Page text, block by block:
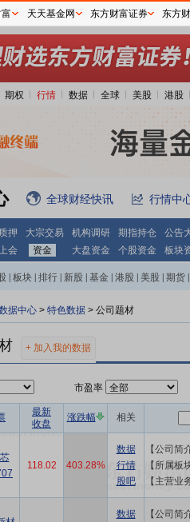
期权 行情 数据 全球 美股 港股
全球财经快讯 行情中
押 大宗交易 机构调研 期指持仓
公告
会 资金 大盘资金 个股资金 板块
板块 排行 新股 基金 港股 美股 期货
据中心 > 特色数据 > 公司题材
加入我的数据
市盈率
最新
收盘
涨跌幅 相关
118.02 403.28%
数据
行情
股吧
【主营
数据
最新
收盘
涨跌幅 相关
118.02 403.28%
数据
行情
股吧
【主营
数据
天天基金网 东方财富证券 东方